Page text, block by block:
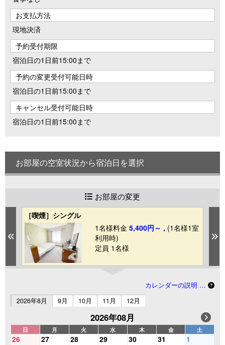
お支払方法
現地決済
予約受付期限
宿泊日の1日前15:00まで
予約の変更受付可能日時
宿泊日の1日前15:00まで
キャンセル受付可能日時
宿泊日の1日前15:00まで
お部屋の空室状況から宿泊日を選択
お部屋の変更
Previous
［喫煙］シングル
1名様料金 5,400円～ , (1名様1室
利用時)
定員 1名様
カレンダーの説明 …
2026年8月
9月 10月 11月 12月
2026年08月
日 月 火 水 木 金 土
26 27 28 29 30 31 1